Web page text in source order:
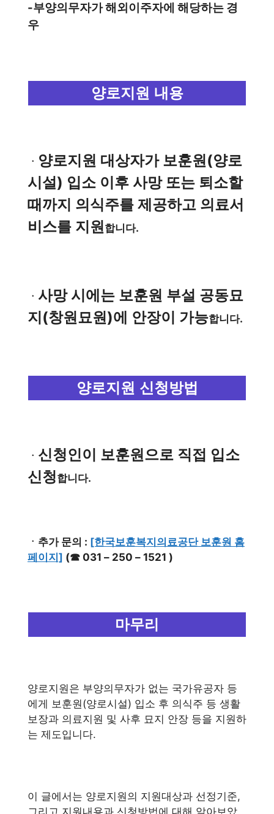
-부양의무자가 해외이주자에 해당하는 경
우
양로지원 내용
ㆍ 양로지원 대상자가 보훈원(양로
시설) 입소 이후 사망 또는 퇴소할
때까지 의식주를 제공하고 의료서
비스를 지원합니다.
ㆍ 사망 시에는 보훈원 부설 공동묘
지(창원묘원)에 안장이 가능합니다.
양로지원 신청방법
ㆍ 신청인이 보훈원으로 직접 입소
신청합니다.
ㆍ추가 문의 : [한국보훈복지의료공단 보훈원 홈
페이지] (☎ 031 – 250 – 1521 )
마무리
양로지원은 부양의무자가 없는 국가유공자 등
에게 보훈원(양로시설) 입소 후 의식주 등 생활
보장과 의료지원 및 사후 묘지 안장 등을 지원하
는 제도입니다.
이 글에서는 양로지원의 지원대상과 선정기준,
그리고 지원내용과 신청방법에 대해 알아보았